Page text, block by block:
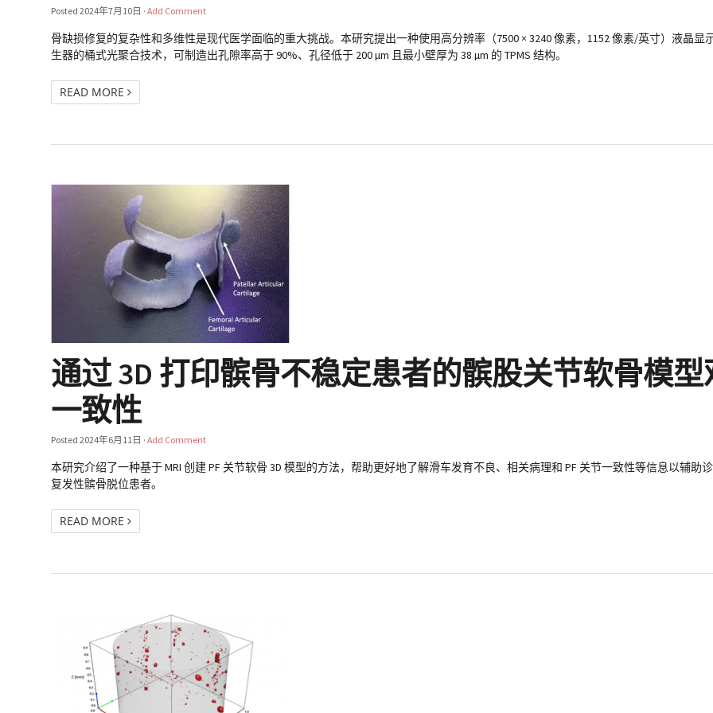
Posted2024年7月10日 ·Add Comment
骨缺损修复的复杂性和多维性是现代医学面临的重大挑战。本研究提出一种使用高分辨率（7500 × 3240 像素，1152 像素/英寸）液晶显
生器的桶式光聚合技术，可制造出孔隙率高于 90%、孔径低于 200 µm 且最小壁厚为 38 µm 的 TPMS 结构。
READ MORE
通过 3D 打印髌骨不稳定患者的髌股关节软骨模
一致性
Posted2024年6月11日 ·Add Comment
本研究介绍了一种基于 MRI 创建 PF 关节软骨 3D 模型的方法，帮助更好地了解滑车发育不良、相关病理和 PF 关节一致性等信息以辅助
复发性髌骨脱位患者。
READ MORE